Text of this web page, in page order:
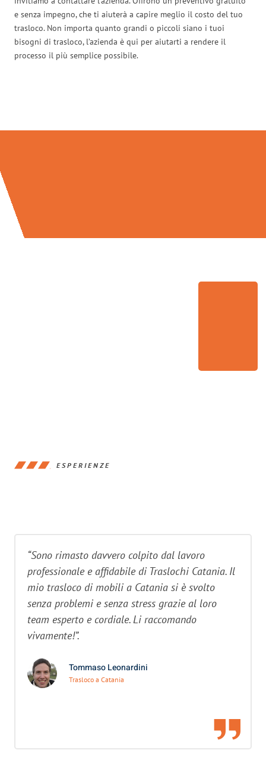
e senza impegno, che ti aiuterà a capire meglio il costo del tuo
trasloco. Non importa quanto grandi o piccoli siano i tuoi
bisogni di trasloco, l’azienda è qui per aiutarti a rendere il
processo il più semplice possibile.
ESPERIENZE
“Sono rimasto davvero colpito dal lavoro
professionale e affidabile di Traslochi Catania. Il
mio trasloco di mobili a Catania si è svolto
senza problemi e senza stress grazie al loro
team esperto e cordiale. Li raccomando
vivamente!”.
Tommaso Leonardini
Trasloco a Catania